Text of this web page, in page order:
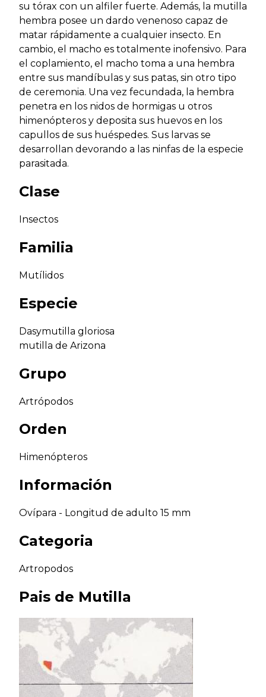
su tórax con un alfiler fuerte. Además, la mutilla
hembra posee un dardo venenoso capaz de
matar rápidamente a cualquier insecto. En
cambio, el macho es totalmente inofensivo. Para
el coplamiento, el macho toma a una hembra
entre sus mandíbulas y sus patas, sin otro tipo
de ceremonia. Una vez fecundada, la hembra
penetra en los nidos de hormigas u otros
himenópteros y deposita sus huevos en los
capullos de sus huéspedes. Sus larvas se
desarrollan devorando a las ninfas de la especie
parasitada.
Clase
Insectos
Familia
Mutílidos
Especie
Dasymutilla gloriosa
mutilla de Arizona
Grupo
Artrópodos
Orden
Himenópteros
Información
Ovípara - Longitud de adulto 15 mm
Categoria
Artropodos
Pais de Mutilla